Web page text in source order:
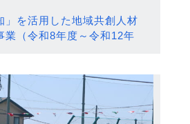
」を活用した地域共創人材
業（令和8年度～令和12年